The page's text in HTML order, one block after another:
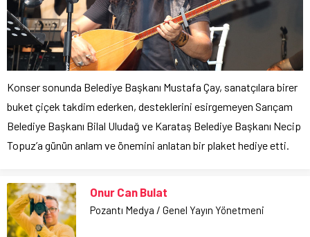
Konser sonunda Belediye Başkanı Mustafa Çay, sanatçılara birer
buket çiçek takdim ederken, desteklerini esirgemeyen Sarıçam
Belediye Başkanı Bilal Uludağ ve Karataş Belediye Başkanı Necip
Topuz’a günün anlam ve önemini anlatan bir plaket hediye etti.
Onur Can Bulat
Pozantı Medya / Genel Yayın Yönetmeni